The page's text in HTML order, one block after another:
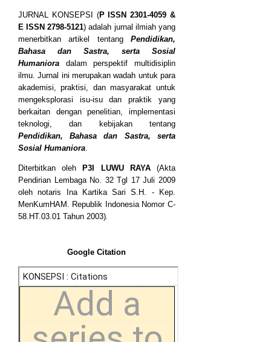
JURNAL KONSEPSI (P ISSN2301-4059 &
E ISSN2798-5121) adalah jurnal ilmiah yang
menerbitkan artikel tentang Pendidikan,
Bahasa dan Sastra, serta Sosial
Humaniora dalam perspektif multidisiplin
ilmu. Jurnal ini merupakan wadah untuk para
akademisi, praktisi, dan masyarakat untuk
mengeksplorasi isu-isu dan praktik yang
berkaitan dengan penelitian, implementasi
teknologi, dan kebijakan tentang
Pendidikan, Bahasa dan Sastra, serta
Sosial Humaniora
Diterbitkan oleh P3I LUWU RAYA(Akta
Pendirian Lembaga No. 32 Tgl 17 Juli 2009
oleh notaris Ina Kartika Sari S.H. - Kep.
MenKumHAM. Republik Indonesia Nomor C-
58.HT.03.01 Tahun 2003)
Google Citation